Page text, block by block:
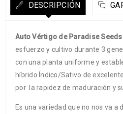
DESCRIPCIÓN
Auto Vértigo de Paradise Seeds
esfuerzo y cultivo durante 3
con una planta uniforme y
híbrido Índico/Sativo de
por la rapidez de maduración y
Es una variedad que no nos va a